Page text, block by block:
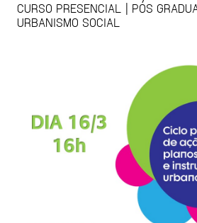
CURSO PRESENCIAL | PÓS
URBANISMO SOCIAL